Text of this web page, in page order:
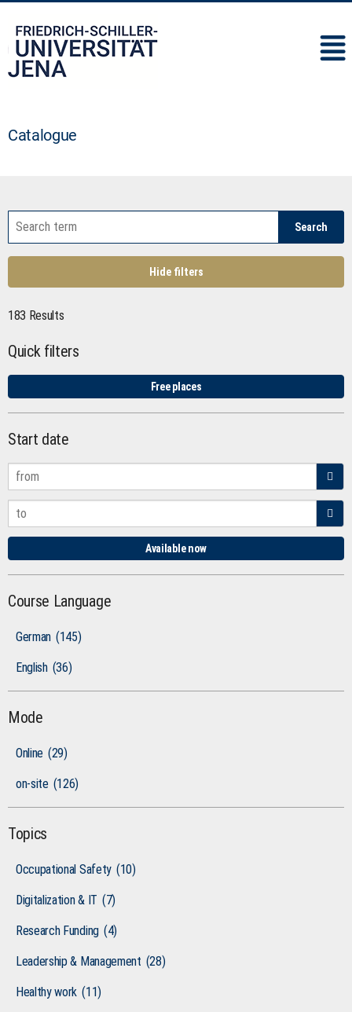
Catalogue
Search
Hide filters
183 Results
Quick filters
Free places
Start date
Available now
Course Language
German (145)
English (36)
Mode
Online (29)
on-site (126)
Topics
Occupational Safety (10)
Digitalization & IT (7)
Research Funding (4)
Leadership & Management (28)
Healthy work (11)